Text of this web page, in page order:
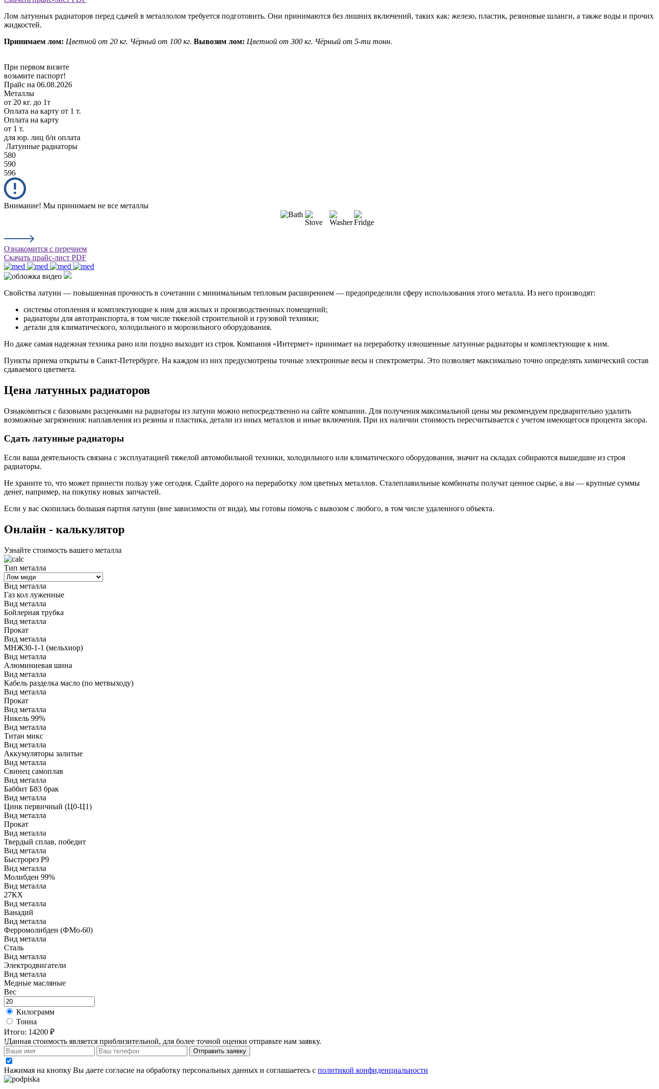
Лом латунных радиаторов перед сдачей в металлолом требуется подготовить. Они принимаются без лишних включений, таких как: железо, пластик, резиновые шланги, а также воды и прочих
жидкостей.
Принимаем лом: Цветной от 20 кг. Чёрный от 100 кг. Вывозим лом: Цветной от 300 кг. Чёрный от 5-ти тонн.
При первом визите
возьмите паспорт!
Прайс на 06.08.2026
Металлы
от 20 кг. до 1т
Оплата на карту от 1 т.
Оплата на карту
от 1 т.
для юр. лиц б/н оплата
Латунные радиаторы
580
590
596
Внимание! Мы принимаем не все металлы
Ознакомится с перечнем
Скачать прайс-лист PDF
Свойства латуни — повышенная прочность в сочетании с минимальным тепловым расширением — предопределили сферу использования этого металла. Из него производят:
системы отопления и комплектующие к ним для жилых и производственных помещений;
радиаторы для автотранспорта, в том числе тяжелой строительной и грузовой техники;
детали для климатического, холодильного и морозильного оборудования.
Но даже самая надежная техника рано или поздно выходит из строя. Компания «Интермет» принимает на переработку изношенные латунные радиаторы и комплектующие к ним.
Пункты приема открыты в Санкт-Петербурге. На каждом из них предусмотрены точные электронные весы и спектрометры. Это позволяет максимально точно определять химический состав
сдаваемого цветмета.
Цена латунных радиаторов
Ознакомиться с базовыми расценками на радиаторы из латуни можно непосредственно на сайте компании. Для получения максимальной цены мы рекомендуем предварительно удалить
возможные загрязнения: наплавления из резины и пластика, детали из иных металлов и иные включения. При их наличии стоимость пересчитывается с учетом имеющегося процента засора.
Сдать латунные радиаторы
Если ваша деятельность связана с эксплуатацией тяжелой автомобильной техники, холодильного или климатического оборудования, значит на складах собираются вышедшие из строя
радиаторы.
Не храните то, что может принести пользу уже сегодня. Сдайте дорого на переработку лом цветных металлов. Сталеплавильные комбинаты получат ценное сырье, а вы — крупные суммы
денег, например, на покупку новых запчастей.
Если у вас скопилась большая партия латуни (вне зависимости от вида), мы готовы помочь с вывозом с любого, в том числе удаленного объекта.
Oнлайн - калькулятор
Узнайте стоимость вашего металла
Тип металла
Вид металла
Газ кол луженные
Вид металла
Бойлерная трубка
Вид металла
Прокат
Вид металла
МНЖ30-1-1 (мельхиор)
Вид металла
Алюминиевая шина
Вид металла
Кабель разделка масло (по метвыходу)
Вид металла
Прокат
Вид металла
Никель 99%
Вид металла
Титан микс
Вид металла
Аккумуляторы залитые
Вид металла
Свинец самоплав
Вид металла
Баббит Б83 брак
Вид металла
Цинк первичный (Ц0-Ц1)
Вид металла
Прокат
Вид металла
Твердый сплав, победит
Вид металла
Быстрорез Р9
Вид металла
Молибден 99%
Вид металла
27КХ
Вид металла
Ванадий
Вид металла
Ферромолибден (ФМо-60)
Вид металла
Сталь
Вид металла
Электродвигатели
Вид металла
Медные масляные
Вес
Килограмм
Тонна
Итого: 14200 ₽
!Данная стоимость является приблизительной, для более точной оценки отправьте нам заявку.
Отправить заявку
Нажимая на кнопку Вы даете согласие на обработку персональных данных и соглашаетесь с политикой конфиденциальности